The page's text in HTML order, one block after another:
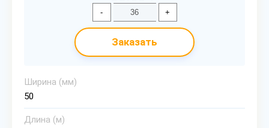
- +
Заказать
Ширина (мм)
50
Длина (м)